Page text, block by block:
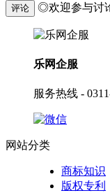
评论 ◎欢迎参与讨
乐网企服
服务热线 -
网站分类
商标知识
版权专利